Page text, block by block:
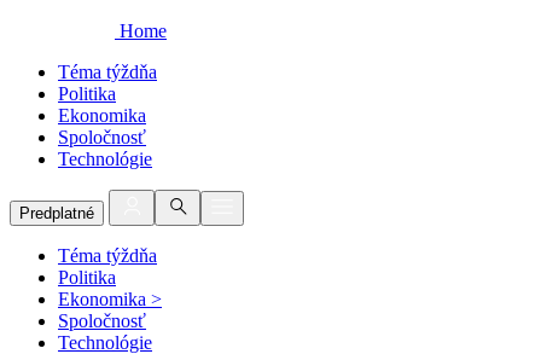
Home
Téma týždňa
Politika
Ekonomika
Spoločnosť
Technológie
Predplatné
Téma týždňa
Politika
Ekonomika >
Spoločnosť
Technológie